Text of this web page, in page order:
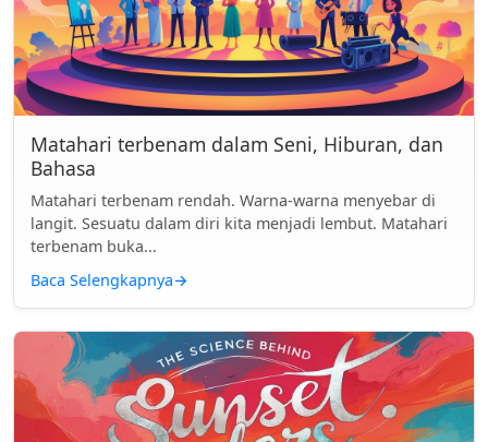
Matahari terbenam dalam Seni, Hiburan, dan
Bahasa
Matahari terbenam rendah. Warna-warna menyebar di
langit. Sesuatu dalam diri kita menjadi lembut. Matahari
terbenam buka...
Baca Selengkapnya→